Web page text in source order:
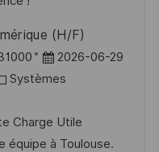
h
a
g
(H/F)
D
a
e
d
2026-06-29
Systèmes
Charge Utile
équipe à Toulouse.